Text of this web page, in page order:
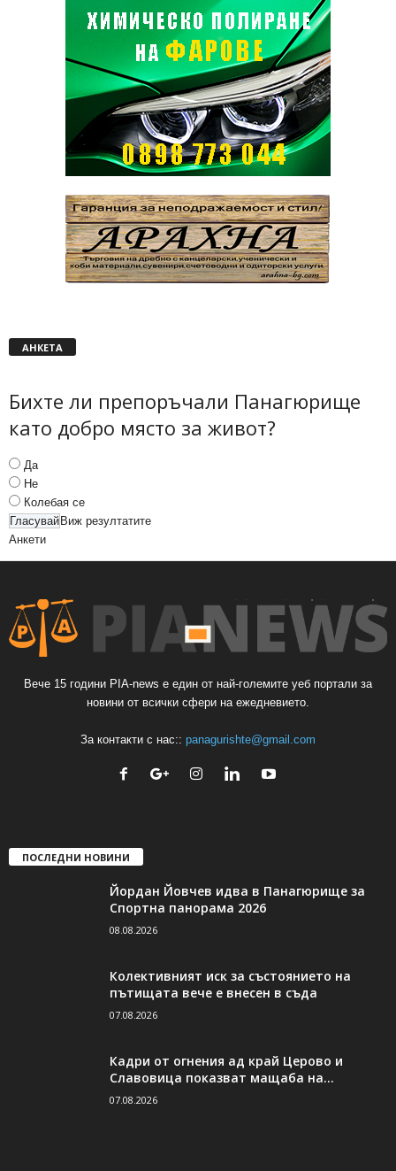
АНКЕТА
Бихте ли препоръчали Панагюрище
като добро място за живот?
Да
Не
Колебая се
Виж резултатите
Анкети
Вече 15 години PIA-news е един от най-големите уеб портали за
новини от всички сфери на ежедневието.
За контакти с нас:: panagurishte@gmail.com
ПОСЛЕДНИ НОВИНИ
Йордан Йовчев идва в Панагюрище за
Спортна панорама 2026
08.08.2026
Колективният иск за състоянието на
пътищата вече е внесен в съда
07.08.2026
Кадри от огнения ад край Церово и
Славовица показват мащаба на...
07.08.2026